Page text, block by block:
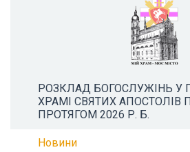
РОЗКЛАД БОГОСЛУЖІНЬ У
ХРАМІ СВЯТИХ АПОСТОЛІВ
ПРОТЯГОМ 2026 Р. Б.
Новини